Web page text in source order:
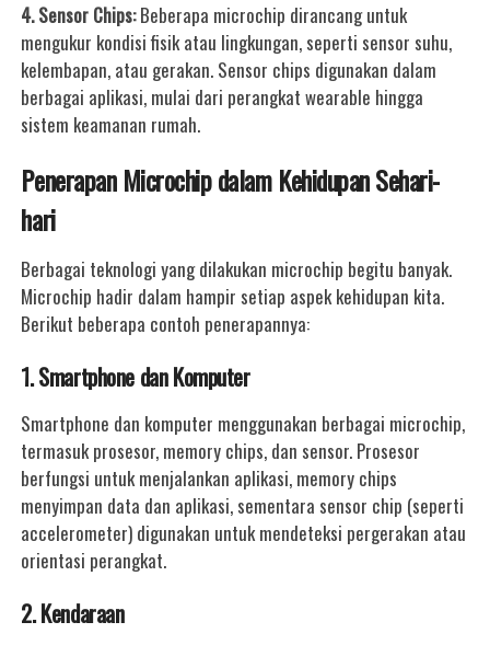
4. Sensor Chips:Beberapa microchip dirancang untuk
mengukur kondisi fisik atau lingkungan, seperti sensor suhu,
kelembapan, atau gerakan. Sensor chips digunakan dalam
berbagai aplikasi, mulai dari perangkat wearable hingga
sistem keamanan rumah.
Penerapan Microchip dalam Kehidupan Sehari-
hari
Berbagai teknologi yang dilakukan microchip begitu banyak.
Microchip hadir dalam hampir setiap aspek kehidupan kita.
Berikut beberapa contoh penerapannya:
1. Smartphone dan Komputer
Smartphone dan komputer menggunakan berbagai microchip,
termasuk prosesor, memory chips, dan sensor. Prosesor
berfungsi untuk menjalankan aplikasi, memory chips
menyimpan data dan aplikasi, sementara sensor chip (seperti
accelerometer) digunakan untuk mendeteksi pergerakan atau
orientasi perangkat.
2. Kendaraan